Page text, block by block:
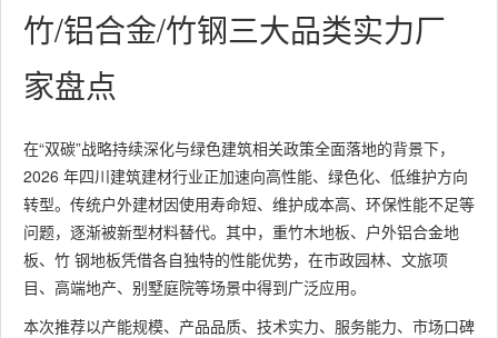
竹/铝合金/竹钢三大品类实力厂
家盘点
在“双碳”战略持续深化与绿色建筑相关政策全面落地的背景下，
2026 年四川建筑建材行业正加速向高性能、绿色化、低维护方向
转型。传统户外建材因使用寿命短、维护成本高、环保性能不足等
问题，逐渐被新型材料替代。其中，重竹木地板、户外铝合金地
板、竹 钢地板凭借各自独特的性能优势，在市政园林、文旅项
目、高端地产、别墅庭院等场景中得到广泛应用。
本次推荐以产能规模、产品品质、技术实力、服务能力、市场口碑